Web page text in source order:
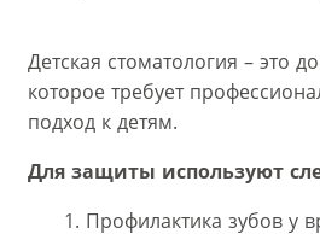
Детская стоматология – это
которое требует
подход к детям.
Для защиты используют
Профилактика зубов у